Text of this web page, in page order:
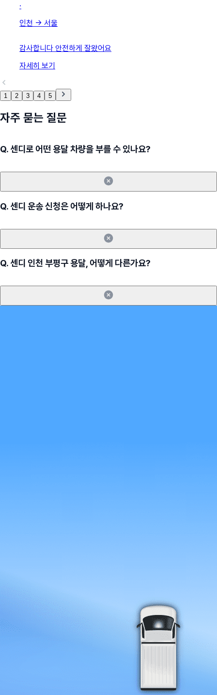
·
인천 → 서울
감사합니다 안전하게 잘왔어요
자세히 보기
1 2 3 4 5
자주 묻는 질문
Q.센디로 어떤 용달 차량을 부를 수 있나요?
Q.센디 운송 신청은 어떻게 하나요?
Q.센디 인천 부평구 용달, 어떻게 다른가요?